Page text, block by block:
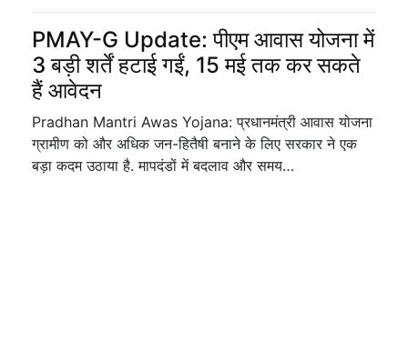
PMAY-G Update: पीएम आवास योजना में
3 बड़ी शर्तें हटाई गईं, 15 मई तक कर सकते
हैं आवेदन
Pradhan Mantri Awas Yojana: प्रधानमंत्री आवास योजना
ग्रामीण को और अधिक जन-हितैषी बनाने के लिए सरकार ने एक
बड़ा कदम उठाया है. मापदंडों में बदलाव और समय…